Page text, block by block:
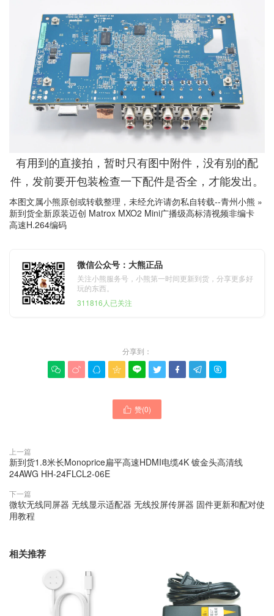
有用到的直接拍，暂时只有图中附件，没有别的配
件，发前要开包装检查一下配件是否全，才能发出。
本图文属小熊原创或转载整理，未经允许请勿私自转载--青州小熊 »
新到货全新原装迈创 Matrox MXO2 Mini广播级高标清视频非编卡
高速H.264编码
微信公众号：大熊正品
关注小熊服务号，小熊第一时间更新到货，分享更多好
玩的东西。
311816人已关注
分享到：
        
 赞(0)
上一篇
新到货1.8米长Monoprice扁平高速HDMI电缆4K 镀金头高清线
24AWG HH-24FLCL2-06E
下一篇
微软无线同屏器 无线显示适配器 无线投屏传屏器 固件更新和配对使
用教程
相关推荐